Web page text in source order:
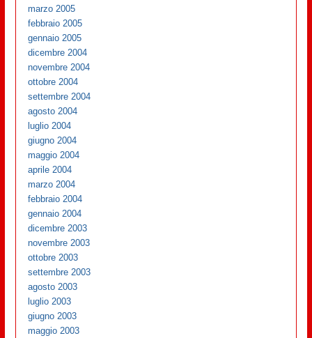
marzo 2005
febbraio 2005
gennaio 2005
dicembre 2004
novembre 2004
ottobre 2004
settembre 2004
agosto 2004
luglio 2004
giugno 2004
maggio 2004
aprile 2004
marzo 2004
febbraio 2004
gennaio 2004
dicembre 2003
novembre 2003
ottobre 2003
settembre 2003
agosto 2003
luglio 2003
giugno 2003
maggio 2003